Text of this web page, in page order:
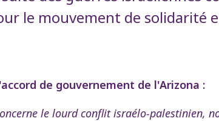
le mouvement de solidarité
de gouvernement de l'Arizona :
le lourd conflit israélo-palestinien,